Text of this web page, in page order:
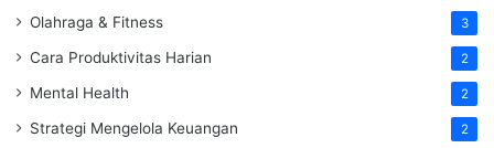
Olahraga & Fitness 3
Cara Produktivitas Harian 2
Mental Health 2
Strategi Mengelola Keuangan 2